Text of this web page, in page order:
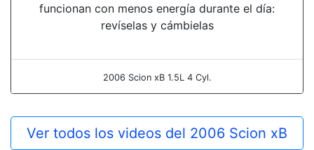
funcionan con menos energía durante el día:
revíselas y cámbielas
2006 Scion xB 1.5L 4 Cyl.
Ver todos los videos del 2006 Scion xB